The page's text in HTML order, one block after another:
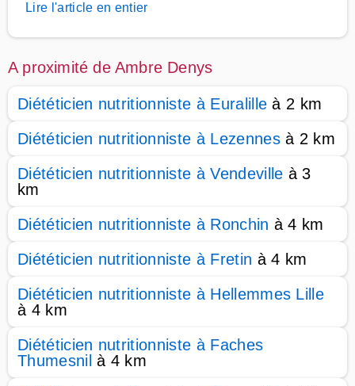
Lire l'article en entier
A proximité de Ambre Denys
Diététicien nutritionniste à Euralille à 2 km
Diététicien nutritionniste à Lezennesà 2 km
Diététicien nutritionniste à Vendeville à 3
km
Diététicien nutritionniste à Ronchin à 4 km
Diététicien nutritionniste à Fretin à 4 km
Diététicien nutritionniste à Hellemmes Lille
à 4 km
Diététicien nutritionniste à Faches
Thumesnil à 4 km